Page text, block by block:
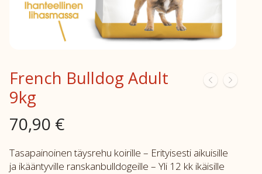
French Bulldog Adult
9kg
70,90 €
Tasapainoinen täysrehu koirille – Erityisesti aikuisille
ja ikääntyville ranskanbulldogeille – Yli 12 kk ikäisille